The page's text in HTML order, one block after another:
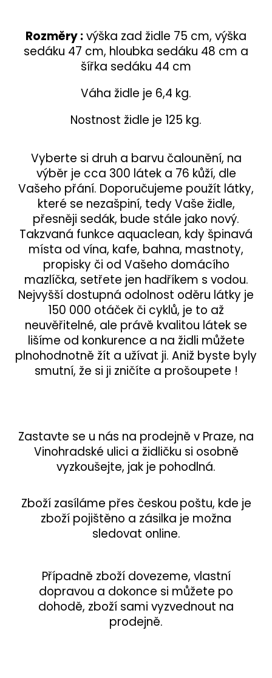
Rozměry :výška zad židle 75 cm, výška
sedáku 47 cm, hloubka sedáku 48 cm a
šířka sedáku 44 cm
Váha židle je 6,4 kg.
Nostnost židle je 125 kg.
Vyberte si druh a barvu čalounění, na
výběr je cca 300 látek a 76 kůží, dle
Vašeho přání. Doporučujeme použít látky,
které se nezašpiní, tedy Vaše židle,
přesněji sedák, bude stále jako nový.
Takzvaná funkce aquaclean, kdy špinavá
místa od vína, kafe, bahna, mastnoty,
propisky či od Vašeho domácího
mazlíčka, setřete jen hadříkem s vodou.
Nejvyšší dostupná odolnost oděru látky je
150 000 otáček či cyklů, je to až
neuvěřitelné, ale právě kvalitou látek se
lišíme od konkurence a na židli můžete
plnohodnotně žít a užívat ji. Aniž byste byly
smutní, že si ji zničíte a prošoupete !
Zastavte se u nás na prodejně v Praze, na
Vinohradské ulici a židličku si osobně
vyzkoušejte, jak je pohodlná.
Zboží zasíláme přes českou poštu, kde je
zboží pojištěno a zásilka je možna
sledovat online.
Případně zboží dovezeme, vlastní
dopravou a dokonce si můžete po
dohodě, zboží sami vyzvednout na
prodejně.